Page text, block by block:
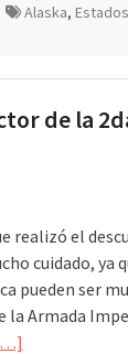
Alaska,
de la
realizó el
cuidado, ya
pueden ser
la Armada